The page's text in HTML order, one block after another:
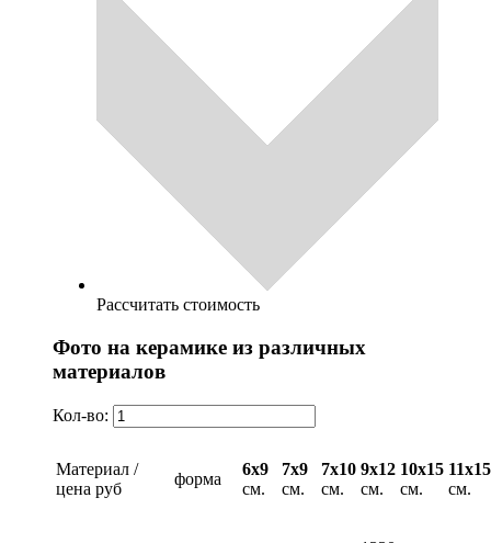
Рассчитать стоимость
Фото на керамике из различных
материалов
Кол-во:
Материал /
цена руб
форма
6х9
см.
7х9
см.
7х10
см.
9х12
см.
10х15
см.
11х15
см.